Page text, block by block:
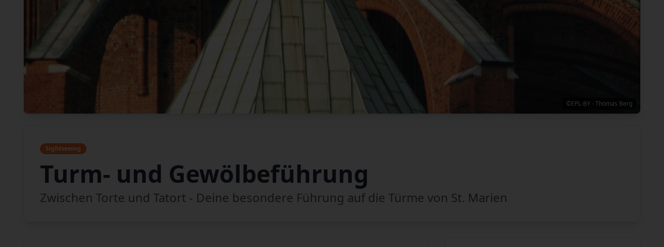
©EPL-BY - Thomas Berg
Sightseeing
Turm- und Gewölbeführung
Zwischen Torte und Tatort - Deine besondere Führung auf die Türme von St. Marien